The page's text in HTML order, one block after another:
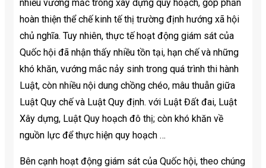
nhiều vướng mắc trong xây dựng quy hoạch, góp phần
hoàn thiện thể chế kinh tế thị trường định hướng xã hội
chủ nghĩa. Tuy nhiên, thực tế hoạt động giám sát của
Quốc hội đã nhận thấy nhiều tồn tại, hạn chế và những
khó khăn, vướng mắc nảy sinh trong quá trình thi hành
Luật, còn nhiều nội dung chồng chéo, mâu thuẫn giữa
Luật Quy chế và Luật Quy định. với Luật Đất đai, Luật
Xây dựng, Luật Quy hoạch đô thị; còn khó khăn về
nguồn lực để thực hiện quy hoạch …
Bên cạnh hoạt động giám sát của Quốc hội, theo chúng